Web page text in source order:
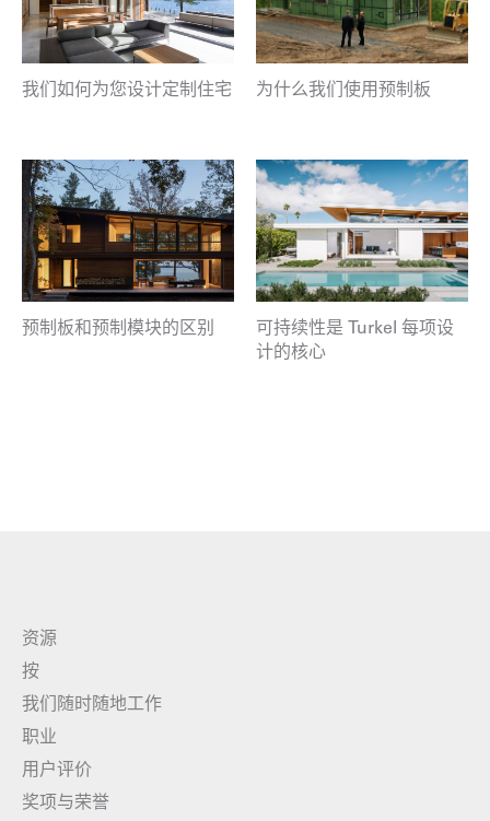
我们如何为您设计定制住宅 为什么我们使用预制板
预制板和预制模块的区别
可持续性是 Turkel 每项设
计的核心
资源
按
我们随时随地工作
职业
用户评价
奖项与荣誉